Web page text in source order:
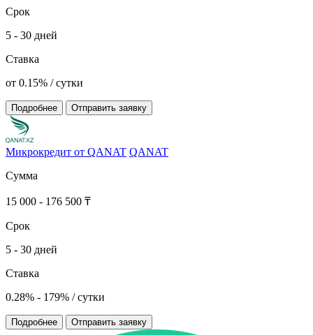
Срок
5 - 30 дней
Ставка
от 0.15% / сутки
Подробнее Отправить заявку
Микрокредит от QANAT QANAT
Сумма
15 000 - 176 500 ₸
Срок
5 - 30 дней
Ставка
0.28% - 179% / сутки
Подробнее Отправить заявку